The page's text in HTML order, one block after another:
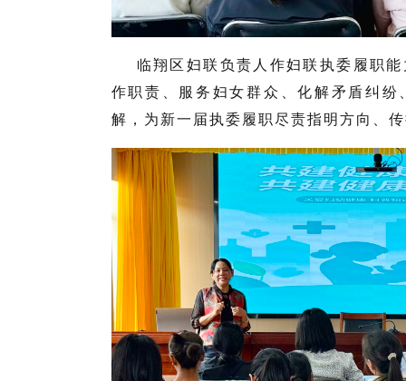
临翔区妇联负责人作妇联执委履职
作职责、服务妇女群众、化解矛盾纠
解，为新一届执委履职尽责指明方向、